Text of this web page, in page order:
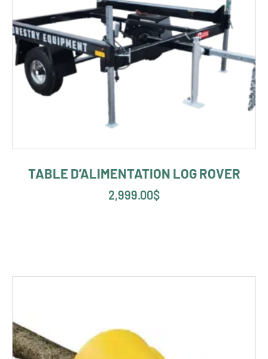
TABLE D’ALIMENTATION LOG ROVER
2,999.00$